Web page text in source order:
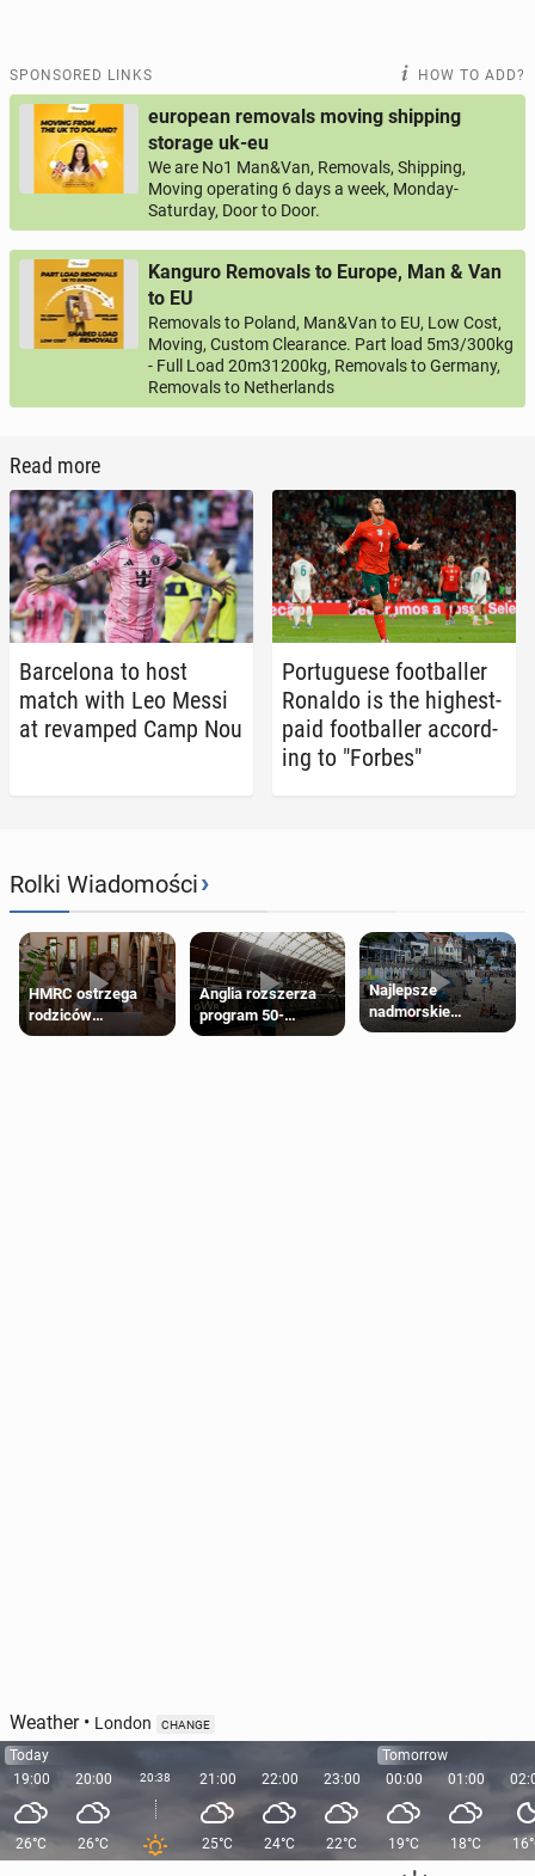
SPONSORED LINKS HOW TO ADD?
european removals moving shipping
storage uk-eu
We are No1 Man&Van, Removals, Shipping,
Moving operating 6 days a week, Monday-
Saturday, Door to Door.
Kanguro Removals to Europe, Man & Van
to EU
Removals to Poland, Man&Van to EU, Low Cost,
Moving, Custom Clearance. Part load 5m3/300kg
- Full Load 20m31200kg, Removals to Germany,
Removals to Netherlands
Read more
Barcelona to host
match with Leo Messi
at re­vamped Camp Nou
Por­tuguese foot­baller
Ronaldo is the highest-
paid foot­baller ac­cord­
ing to "Forbes"
Rolki Wiadomości›
HMRC ostrzega
rodziców
pobierających Child
Anglia rozszerza
program 50-
procentowych
Najlepsze
nadmorskie
miasteczko blisko
Weather• London CHANGE
Today
19:00
26°C
20:00
26°C
20:38 21:00
25°C
22:00
24°C
23:00
22°C
Tomorrow
00:00
19°C
01:00
18°C